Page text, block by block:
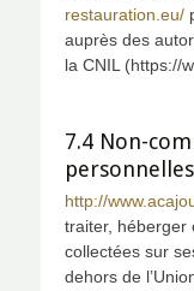
restauration.eu/
auprès des
la CNIL (https://
7.4 Non-
personnelles
http://
traiter, héberger
collectées sur
dehors de